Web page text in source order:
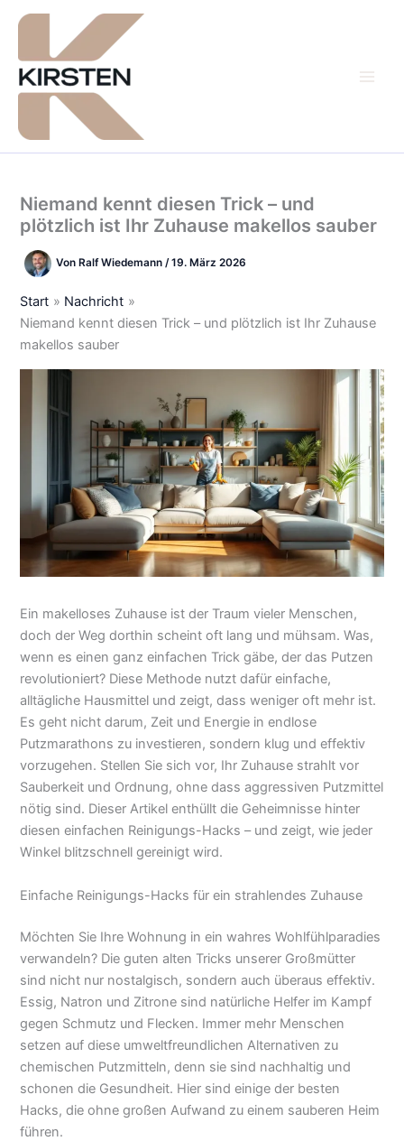
springen
Niemand kennt diesen Trick – und
plötzlich ist Ihr Zuhause makellos sauber
Von Ralf Wiedemann/19. März 2026
Start
Nachricht
Niemand kennt diesen Trick – und plötzlich ist Ihr Zuhause
makellos sauber
Ein makelloses Zuhause ist der Traum vieler Menschen,
doch der Weg dorthin scheint oft lang und mühsam. Was,
wenn es einen ganz einfachen Trick gäbe, der das Putzen
revolutioniert? Diese Methode nutzt dafür einfache,
alltägliche Hausmittel und zeigt, dass weniger oft mehr ist.
Es geht nicht darum, Zeit und Energie in endlose
Putzmarathons zu investieren, sondern klug und effektiv
vorzugehen. Stellen Sie sich vor, Ihr Zuhause strahlt vor
Sauberkeit und Ordnung, ohne dass aggressiven Putzmittel
nötig sind. Dieser Artikel enthüllt die Geheimnisse hinter
diesen einfachen Reinigungs-Hacks – und zeigt, wie jeder
Winkel blitzschnell gereinigt wird.
Einfache Reinigungs-Hacks für ein strahlendes Zuhause
Möchten Sie Ihre Wohnung in ein wahres Wohlfühlparadies
verwandeln? Die guten alten Tricks unserer Großmütter
sind nicht nur nostalgisch, sondern auch überaus effektiv.
Essig, Natron und Zitrone sind natürliche Helfer im Kampf
gegen Schmutz und Flecken. Immer mehr Menschen
setzen auf diese umweltfreundlichen Alternativen zu
chemischen Putzmitteln, denn sie sind nachhaltig und
schonen die Gesundheit. Hier sind einige der besten
Hacks, die ohne großen Aufwand zu einem sauberen Heim
führen.